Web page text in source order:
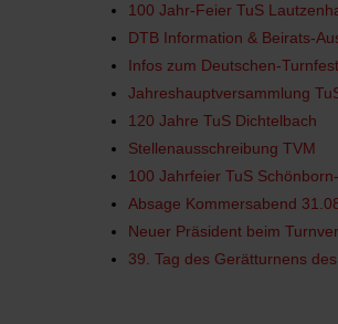
100 Jahr-Feier TuS
DTB Information & Beirats-
Infos zum Deutschen-
Jahreshauptversammlung
120 Jahre TuS Dichtelbach
Stellenausschreibung TVM
100 Jahrfeier TuS
Absage Kommersabend
Neuer Präsident beim
39. Tag des Gerätturnens